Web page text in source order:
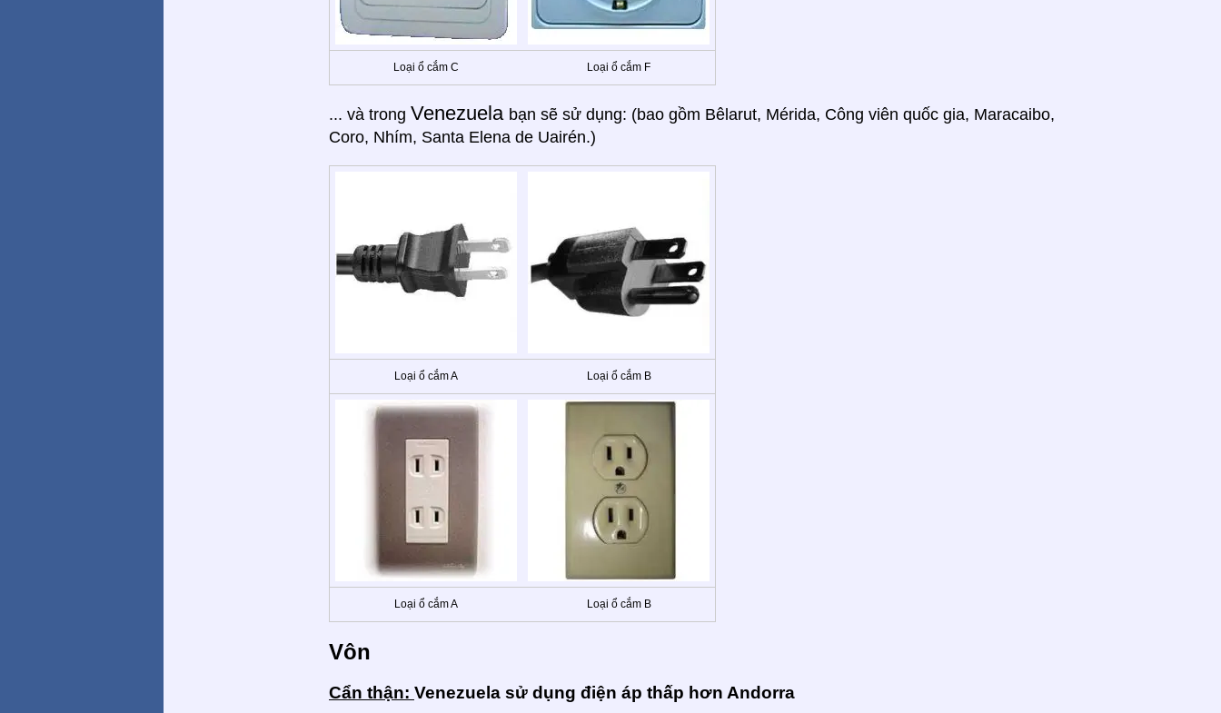
Loại ổ cắm C Loại ổ cắm F
... và trong Venezuela bạn sẽ sử dụng: (bao gồm Bêlarut, Mérida, Công viên quốc gia, Maracaibo,
Coro, Nhím, Santa Elena de Uairén.)
Loại ổ cắm A Loại ổ cắm B
Loại ổ cắm A Loại ổ cắm B
Vôn
Cẩn thận: Venezuela sử dụng điện áp thấp hơn Andorra